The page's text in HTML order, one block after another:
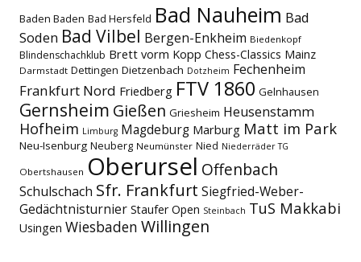
Baden Baden Bad Hersfeld Bad Nauheim Bad
Soden Bad Vilbel Bergen-Enkheim Biedenkopf
Blindenschachklub Brett vorm Kopp Chess-Classics Mainz
Darmstadt Dettingen Dietzenbach Dotzheim Fechenheim
Frankfurt Nord Friedberg FTV 1860 Gelnhausen
Gernsheim Gießen Griesheim Heusenstamm
Hofheim Limburg Magdeburg Marburg Matt im Park
Neu-Isenburg Neuberg Neumünster Nied Niederräder TG
Obertshausen Oberursel Offenbach
Schulschach Sfr. Frankfurt Siegfried-Weber-
Gedächtnisturnier Staufer Open Steinbach TuS Makkabi
Usingen Wiesbaden Willingen